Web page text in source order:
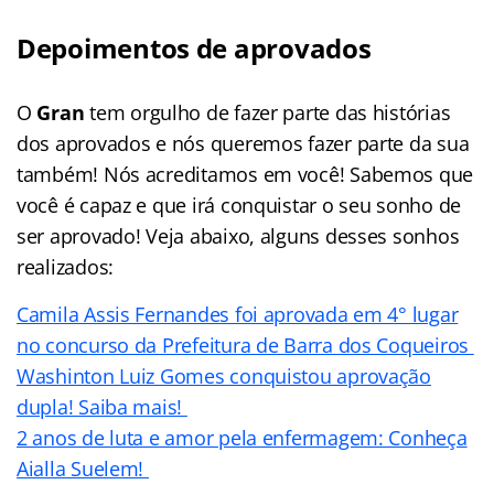
Depoimentos de aprovados
O Gran tem orgulho de fazer parte das histórias
dos aprovados e nós queremos fazer parte da sua
também! Nós acreditamos em você! Sabemos que
você é capaz e que irá conquistar o seu sonho de
ser aprovado! Veja abaixo, alguns desses sonhos
realizados:
Camila Assis Fernandes foi aprovada em 4° lugar
no concurso da Prefeitura de Barra dos Coqueiros
Washinton Luiz Gomes conquistou aprovação
dupla! Saiba mais!
2 anos de luta e amor pela enfermagem: Conheça
Aialla Suelem!